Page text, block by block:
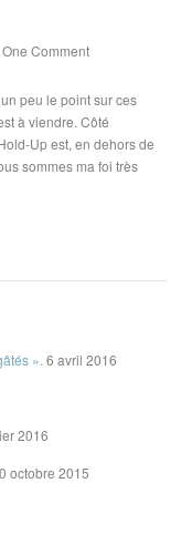
One Comment
peu le point sur ces
à viendre. Côté
Up est, en dehors de
sommes ma foi très
». 6 avril 2016
2016
octobre 2015